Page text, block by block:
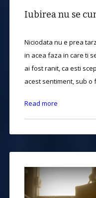
Iubirea nu se
Niciodata nu e prea
in acea faza in care ti
ai fost ranit, ca esti
acest sentiment, sub o
Read more